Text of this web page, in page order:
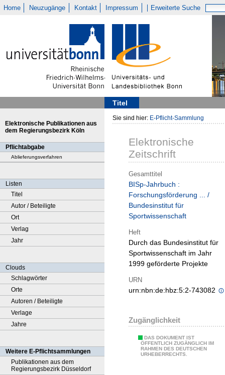
Home Neuzugänge Kontakt Impressum Erweiterte Suche
Titel
Elektronische Publikationen aus
dem Regierungsbezirk Köln
Pflichtabgabe
Ablieferungsverfahren
Listen
Titel
Autor / Beteiligte
Ort
Verlag
Jahr
Clouds
Schlagwörter
Orte
Autoren / Beteiligte
Verlage
Jahre
Weitere E-Pflichtsammlungen
Publikationen aus dem
Regierungsbezirk Düsseldorf
Sie sind hier: E-Pflicht-Sammlung
Elektronische
Zeitschrift
Gesamttitel
BISp-Jahrbuch :
Forschungsförderung ... /
Bundesinstitut für
Sportwissenschaft
Heft
Durch das Bundesinstitut für
Sportwissenschaft im Jahr
1999 geförderte Projekte
URN
urn:nbn:de:hbz:5:2-743082
Zugänglichkeit
DAS DOKUMENT IST
ÖFFENTLICH ZUGÄNGLICH IM
RAHMEN DES DEUTSCHEN
URHEBERRECHTS.